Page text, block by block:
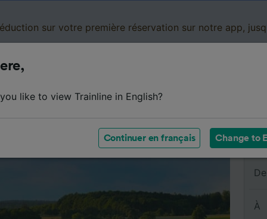
sur votre première réservation sur notre app,
De
À
like to view Trainline in English?
Continuer en français Change to